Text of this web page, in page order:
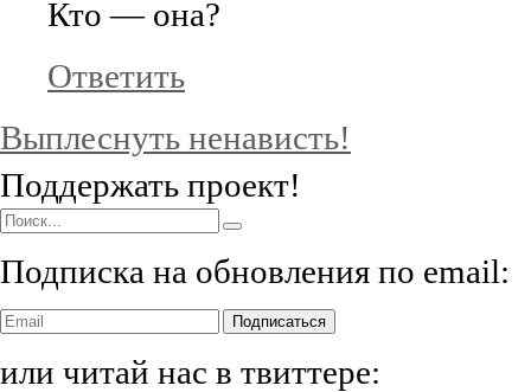
Кто — она?
Ответить
Выплеснуть ненависть!
Поддержать проект!
Подписка на обновления по email:
Подписаться
или читай нас в твиттере: